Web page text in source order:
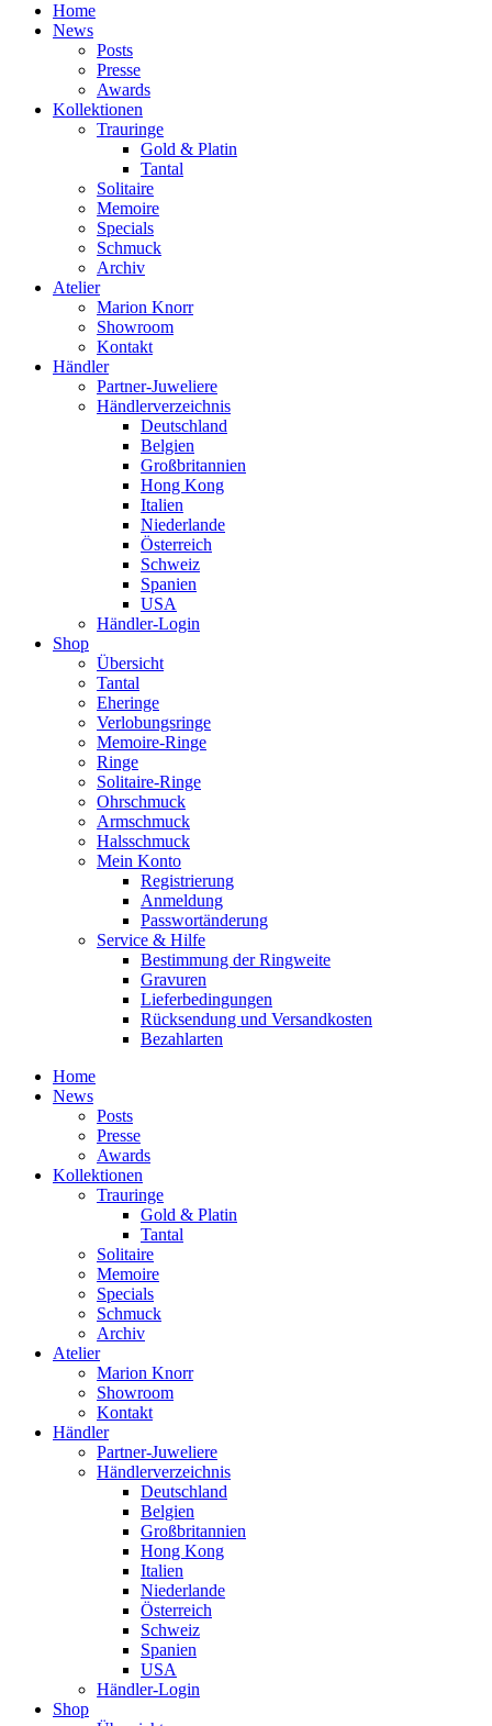
Home
News
Posts
Presse
Awards
Kollektionen
Trauringe
Gold & Platin
Tantal
Solitaire
Memoire
Specials
Schmuck
Archiv
Atelier
Marion Knorr
Showroom
Kontakt
Händler
Partner-Juweliere
Händlerverzeichnis
Deutschland
Belgien
Großbritannien
Hong Kong
Italien
Niederlande
Österreich
Schweiz
Spanien
USA
Händler-Login
Shop
Übersicht
Tantal
Eheringe
Verlobungsringe
Memoire-Ringe
Ringe
Solitaire-Ringe
Ohrschmuck
Armschmuck
Halsschmuck
Mein Konto
Registrierung
Anmeldung
Passwortänderung
Service & Hilfe
Bestimmung der Ringweite
Gravuren
Lieferbedingungen
Rücksendung und Versandkosten
Bezahlarten
Home
News
Posts
Presse
Awards
Kollektionen
Trauringe
Gold & Platin
Tantal
Solitaire
Memoire
Specials
Schmuck
Archiv
Atelier
Marion Knorr
Showroom
Kontakt
Händler
Partner-Juweliere
Händlerverzeichnis
Deutschland
Belgien
Großbritannien
Hong Kong
Italien
Niederlande
Österreich
Schweiz
Spanien
USA
Händler-Login
Shop